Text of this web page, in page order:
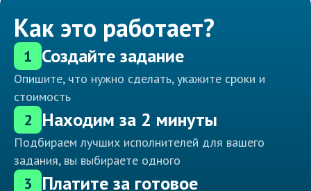
Как это работает?
1 Создайте задание
Опишите, что нужно сделать, укажите сроки и
стоимость
2 Находим за 2 минуты
Подбираем лучших исполнителей для вашего
задания, вы выбираете одного
3 Платите за готовое